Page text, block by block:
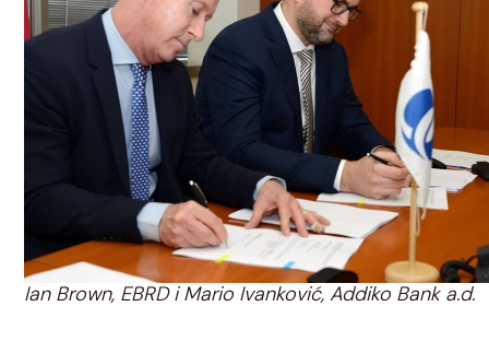
Ian Brown, EBRD i Mario Ivanković, Addiko Bank a.d.